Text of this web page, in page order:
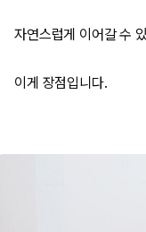
자연스럽게 이어갈 수
이게 장점입니다.